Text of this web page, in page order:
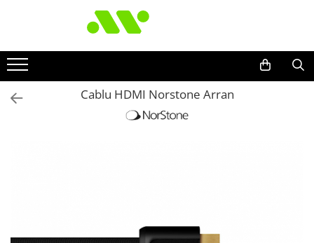
Cablu HDMI Norstone Arran